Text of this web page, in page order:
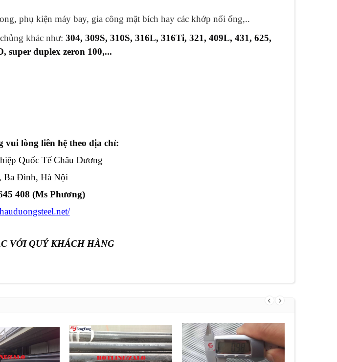
phụ kiện máy bay, gia công mặt bích hay các khớp nối ống,..
khác như: 304, 309S, 310S, 316L, 316Ti, 321, 409L, 431, 625,
super duplex zeron 100,...
vui lòng liên hệ theo địa chỉ:
Quốc Tế Châu Dương
Ba Đình, Hà Nội
408 (Ms Phương)
VỚI QUÝ KHÁCH HÀNG